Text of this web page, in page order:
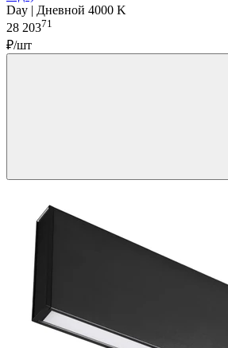
Day | Дневной 4000 K
28 20371
₽/шт